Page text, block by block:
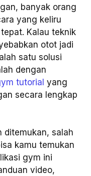
banyak orang
yang keliru
Kalau teknik
otot jadi
satu solusi
dengan
tutorial yang
secara lengkap
ditemukan, salah
kamu temukan
gym ini
video,